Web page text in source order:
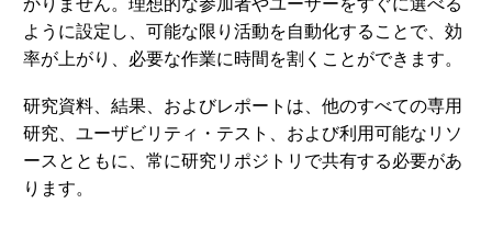
ように設定し、可能な限り活動を自動化することで、効
率が上がり、必要な作業に時間を割くことができます。
研究資料、結果、およびレポートは、他のすべての専用
研究、ユーザビリティ・テスト、および利用可能なリソ
ースとともに、常に研究リポジトリで共有する必要があ
ります。